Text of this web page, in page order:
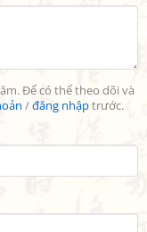
Để có thể theo dõi và
/đăng nhậptrước.